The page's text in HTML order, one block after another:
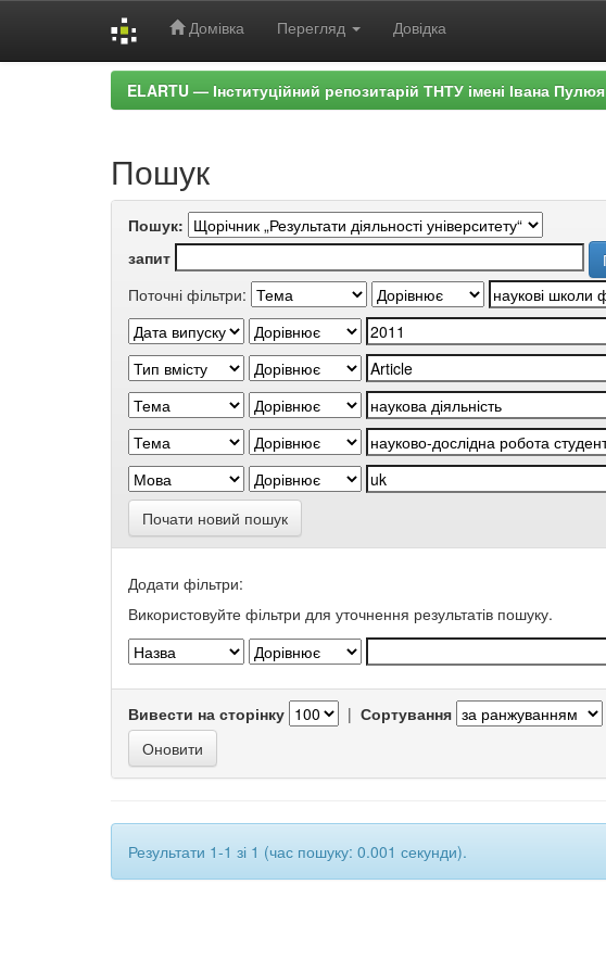
Домівка Перегляд Довідка
ELARTU — Інституційний репозитарій ТНТУ імені Івана Пулюя
Пошук
Пошук:
запит
Поточні фільтри:
Почати новий пошук
Додати фільтри:
Використовуйте фільтри для уточнення результатів пошуку.
Вивести на сторінку | Сортування
Результати 1-1 зі 1 (час пошуку: 0.001 секунди).